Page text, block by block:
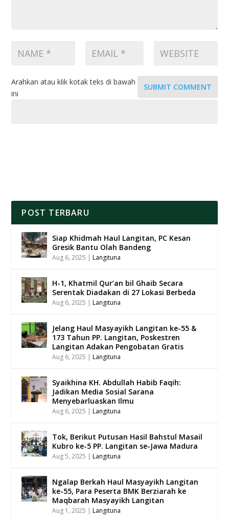
SUBMIT COMMENT
Arahkan atau klik kotak teks di bawah
ini
POST TERBARU
Siap Khidmah Haul Langitan, PC Kesan
Gresik Bantu Olah Bandeng
Aug 6, 2025 |Langituna
H-1, Khatmil Qur’an bil Ghaib Secara
Serentak Diadakan di 27 Lokasi Berbeda
Aug 6, 2025 |Langituna
Jelang Haul Masyayikh Langitan ke-55 &
173 Tahun PP. Langitan, Poskestren
Langitan Adakan Pengobatan Gratis
Aug 6, 2025 |Langituna
Syaikhina KH. Abdullah Habib Faqih:
Jadikan Media Sosial Sarana
Menyebarluaskan Ilmu
Aug 6, 2025 |Langituna
Tok, Berikut Putusan Hasil Bahstul Masail
Kubro ke-5 PP. Langitan se-Jawa Madura
Aug 5, 2025 |Langituna
Ngalap Berkah Haul Masyayikh Langitan
ke-55, Para Peserta BMK Berziarah ke
Maqbarah Masyayikh Langitan
Aug 1, 2025 |Langituna